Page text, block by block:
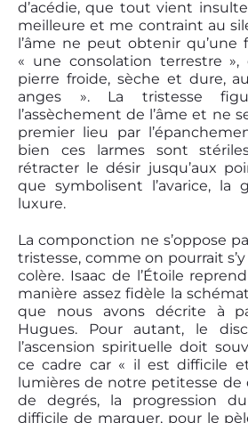
d’acédie, que tout vient
meilleure et me contraint au
l’âme ne peut obtenir qu’une
« une consolation terrestre »,
pierre froide, sèche et dure,
anges ». La tristesse
l’assèchement de l’âme et ne
premier lieu par
bien ces larmes sont
rétracter le désir jusqu’aux
que symbolisent l’avarice, la
luxure.
La componction ne s’oppose
tristesse, comme on pourrait
colère. Isaac de l’Étoile
manière assez fidèle la
que nous avons décrite à
Hugues. Pour autant, le
l’ascension spirituelle doit
ce cadre car « il est difficile
lumières de notre petitesse
de degrés, la progression
difficile de marquer, pour le